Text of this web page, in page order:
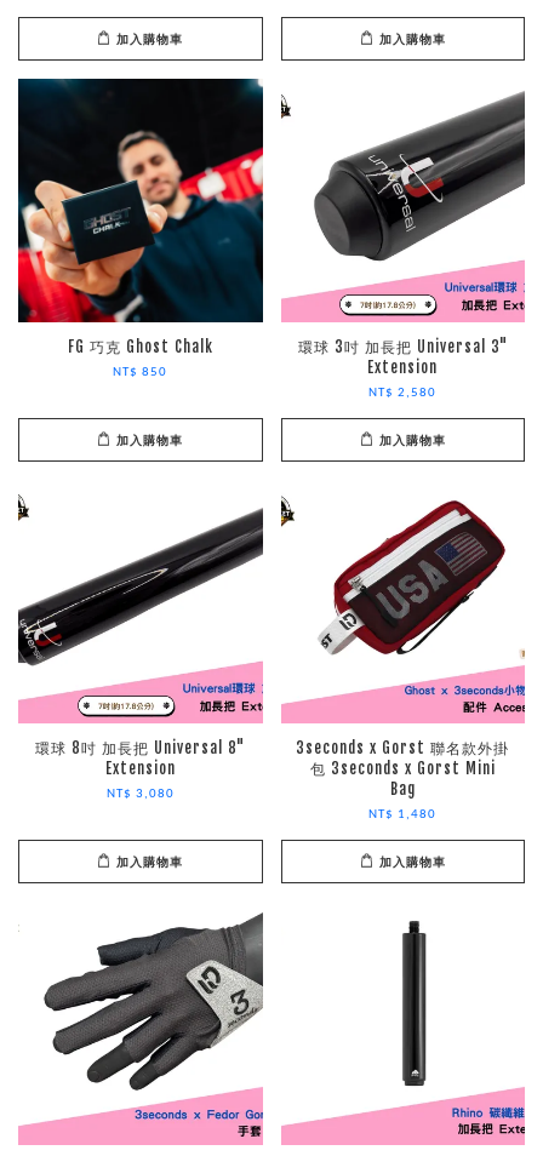
加入購物車 加入購物車
FG 巧克 Ghost Chalk
NT$ 850
加入購物車
環球 3吋 加長把 Universal 3"
Extension
NT$ 2,580
加入購物車
環球 8吋 加長把 Universal 8"
Extension
NT$ 3,080
加入購物車
3seconds x Gorst 聯名款外掛
包 3seconds x Gorst Mini
Bag
NT$ 1,480
加入購物車